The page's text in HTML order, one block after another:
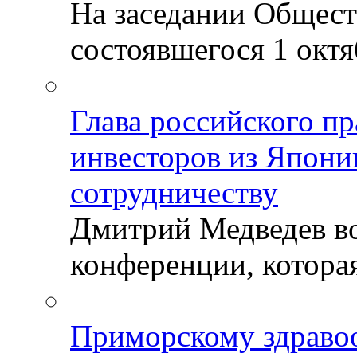
На заседании
состоявшегося 1
Глава российского
инвесторов из
сотрудничеству
Дмитрий Медведев
конференции,
Приморскому